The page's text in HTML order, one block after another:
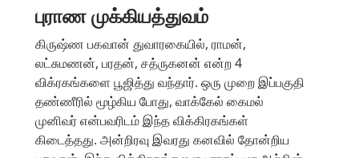
புராண முக்கியத்துவம்
கிருஷ்ண பகவான் துவாரகையில், ராமன்,
லட்சுமணன், பரதன், சத்ருகனன் என்ற 4
விக்ரகங்களை பூஜித்து வந்தார். ஒரு முறை இப்பகுதி
தண்ணீரில் மூழ்கிய போது, வாக்கேல் கைமல்
முனிவர் என்பவரிடம் இந்த விக்கிரகங்கள்
கிடைத்தது. அன்றிரவு இவரது கனவில் தோன்றிய